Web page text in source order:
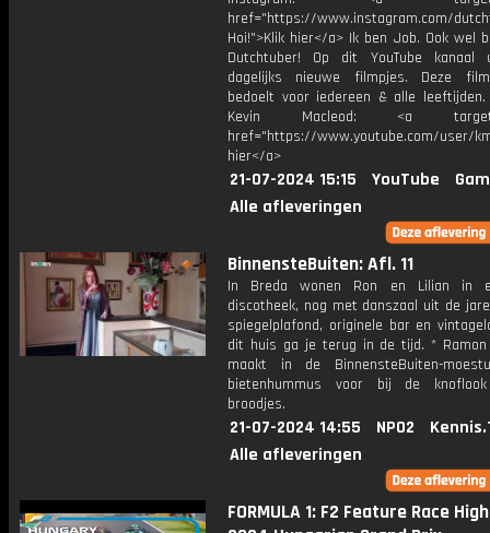
href="https://www.instagram.com/
Hoi!">Klik hier</a> Ik ben Job. Ook wel
Dutchtuber! Op dit YouTube kanaal
dagelijks nieuwe filmpjes. Deze
bedoelt voor iedereen & alle
Kevin Macleod: <a
href="https://www.youtube.com/user/
hier</a>
21-07-2024 15:15 YouTube
Alle afleveringen
BinnensteBuiten: Afl. 11
In Breda wonen Ron en Lilian in
discotheek, nog met danszaal uit de
spiegelplafond, originele bar en
dit huis ga je terug in de tijd. * Ramon
maakt in de BinnensteBuiten-
bietenhummus voor bij de
broodjes.
21-07-2024 14:55 NPO2
Alle afleveringen
FORMULA 1: F2 Feature Race